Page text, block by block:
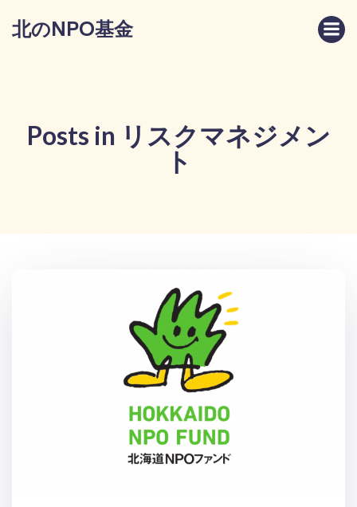
ス
キ
ッ
プ
北のNPO基金
Posts in リスクマネジメン
ト